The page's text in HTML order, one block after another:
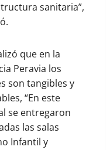
sanitaria”,
que en la
Peravia los
son tangibles y
“En este
se entregaron
las salas
Infantil y